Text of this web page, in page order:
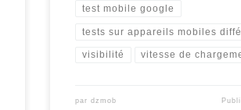
test mobile google
tests sur appareils mobiles
visibilité vitesse de
pardzmob